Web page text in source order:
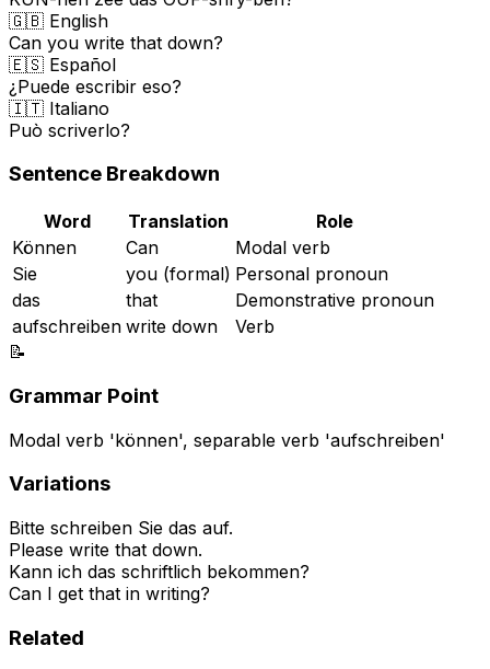
🇬🇧 English
Can you write that down?
🇪🇸 Español
¿Puede escribir eso?
🇮🇹 Italiano
Può scriverlo?
Sentence Breakdown
Word Translation
Role
Können
Can
Modal verb
Sie
you (formal) Personal pronoun
das
that
Demonstrative pronoun
aufschreiben write down
Verb
📝
Grammar Point
Modal verb 'können', separable verb 'aufschreiben'
Variations
Bitte schreiben Sie das auf.
Please write that down.
Kann ich das schriftlich bekommen?
Can I get that in writing?
Related